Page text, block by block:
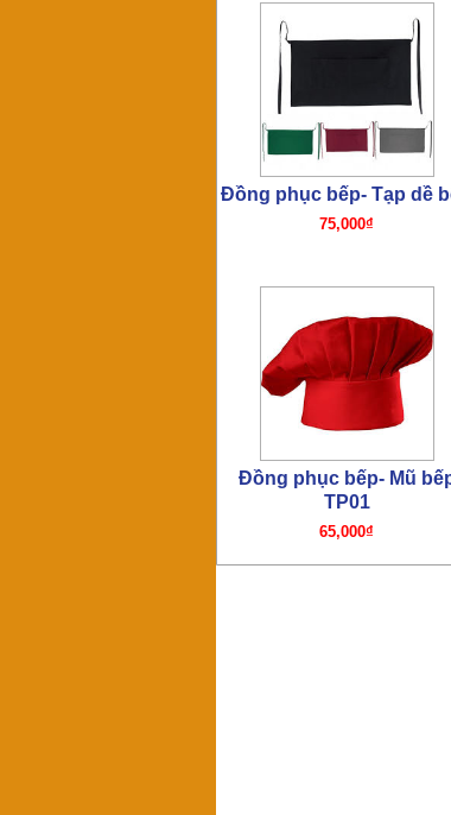
Đồng phục bếp- Mũ bếp
TP01
65,000₫
Đồng phục bếp – Áo bếp
195,000₫